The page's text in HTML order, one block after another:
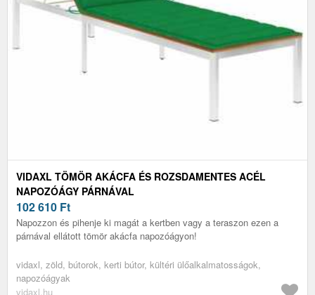
VIDAXL TÖMÖR AKÁCFA ÉS ROZSDAMENTES ACÉL
NAPOZÓÁGY PÁRNÁVAL
102 610 Ft
Napozzon és pihenje ki magát a kertben vagy a teraszon ezen a
párnával ellátott tömör akácfa napozóágyon!
vidaxl, zöld, bútorok, kerti bútor, kültéri ülőalkalmatosságok,
napozóágyak
vidaxl.hu